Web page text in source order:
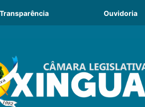
Ouvidoria